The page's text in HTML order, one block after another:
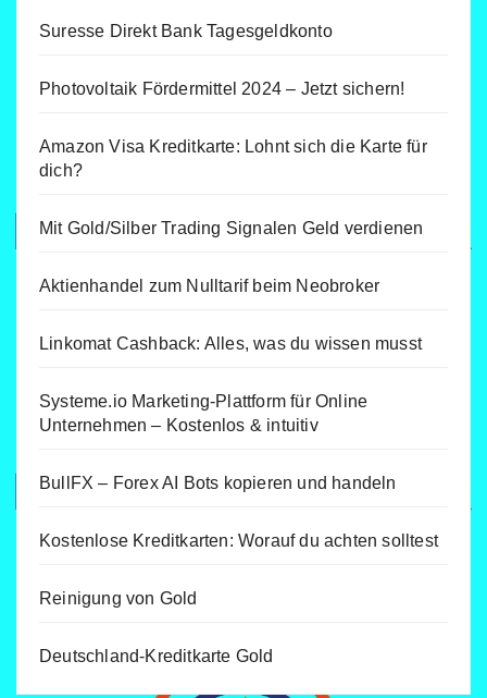
Suresse Direkt Bank Tagesgeldkonto
Photovoltaik Fördermittel 2024 – Jetzt sichern!
Amazon Visa Kreditkarte: Lohnt sich die Karte für
dich?
Mit Gold/Silber Trading Signalen Geld verdienen
Aktienhandel zum Nulltarif beim Neobroker
Linkomat Cashback: Alles, was du wissen musst
Systeme.io Marketing-Plattform für Online
Unternehmen – Kostenlos & intuitiv
BullFX – Forex AI Bots kopieren und handeln
Kostenlose Kreditkarten: Worauf du achten solltest
Reinigung von Gold
Deutschland-Kreditkarte Gold